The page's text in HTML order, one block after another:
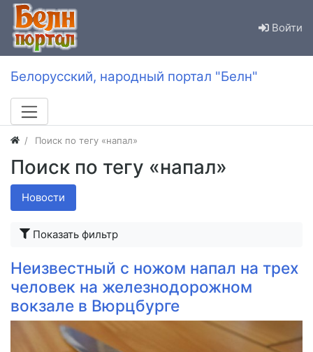
Войти
Белорусский, народный портал "Белн"
Поиск по тегу «напал»
Поиск по тегу «напал»
Новости
Показать фильтр
Неизвестный с ножом напал на трех
человек на железнодорожном
вокзале в Вюрцбурге